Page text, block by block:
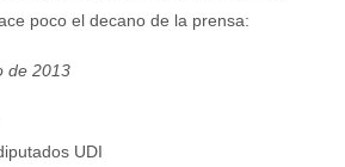
poco el decano de la prensa:
de 2013
UDI